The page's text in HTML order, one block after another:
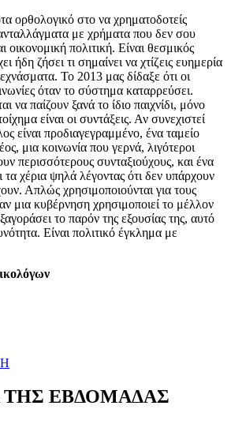
ορθολογικό στο να χρηματοδοτείς
με χρήματα που δεν σου
οικονομική πολιτική. Είναι θεσμικός
ήδη ζήσει τι σημαίνει να χτίζεις ευημερία
Το 2013 μας δίδαξε ότι οι
όταν το σύστημα καταρρεύσει.
να παίζουν ξανά το ίδιο παιχνίδι, μόνο
είναι οι συντάξεις. Αν συνεχιστεί
είναι προδιαγεγραμμένο, ένα ταμείο
μια κοινωνία που γερνά, λιγότεροι
περισσότερους συνταξιούχους, και ένα
χέρια ψηλά λέγοντας ότι δεν υπάρχουν
Απλώς χρησιμοποιούνται για τους
μια κυβέρνηση χρησιμοποιεί το μέλλον
το παρόν της εξουσίας της, αυτό
Είναι πολιτικό έγκλημα με
ΤΗΣ ΕΒΔΟΜΑΔΑΣ